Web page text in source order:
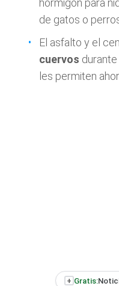
hormigón para
de gatos o
El asfalto y el
cuervos
les permiten
+ Gratis: